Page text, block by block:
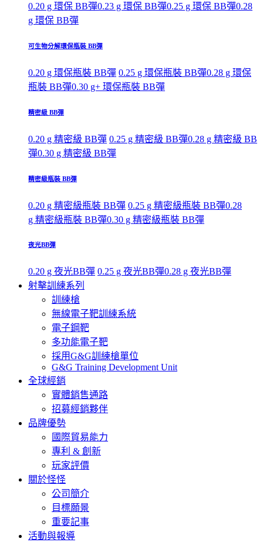
0.20 g 環保 BB彈0.23 g 環保 BB彈0.25 g 環保 BB彈0.28
g 環保 BB彈
可生物分解環保瓶裝 BB彈
0.20 g 環保瓶裝 BB彈 0.25 g 環保瓶裝 BB彈0.28 g 環保
瓶裝 BB彈0.30 g+ 環保瓶裝 BB彈
精密級 BB彈
0.20 g 精密級 BB彈 0.25 g 精密級 BB彈0.28 g 精密級 BB
彈0.30 g 精密級 BB彈
精密級瓶裝 BB彈
0.20 g 精密級瓶裝 BB彈 0.25 g 精密級瓶裝 BB彈0.28
g 精密級瓶裝 BB彈0.30 g 精密級瓶裝 BB彈
夜光BB彈
0.20 g 夜光BB彈 0.25 g 夜光BB彈0.28 g 夜光BB彈
射擊訓練系列
訓練槍
無線電子靶訓練系統
電子鋼靶
多功能電子靶
採用G&G訓練槍單位
G&G Training Development Unit
全球經銷
實體銷售通路
招募經銷夥伴
品牌優勢
國際貿易能力
專利 & 創新
玩家評價
關於怪怪
公司簡介
目標願景
重要記事
活動與報導